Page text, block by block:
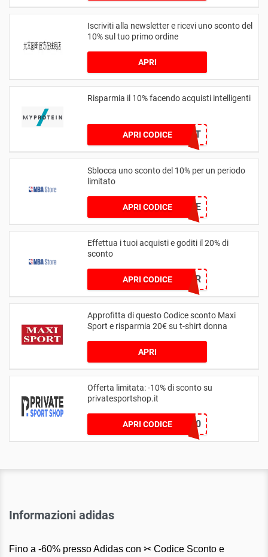
Iscriviti alla newsletter e ricevi uno sconto del
10% sul tuo primo ordine
APRI
Risparmia il 10% facendo acquisti intelligenti
APRI CODICECOUPERTIT
Sblocca uno sconto del 10% per un periodo
limitato
APRI CODICE
SAS10NBASTORE
Effettua i tuoi acquisti e goditi il 20% di
sconto
APRI CODICEHOOPER
Approfitta di questo Codice sconto Maxi
Sport e risparmia 20€ su t-shirt donna
APRI
Offerta limitata: -10% di sconto su
privatesportshop.it
APRI CODICEISOBAA10
Informazioni adidas
Fino a -60% presso Adidas con ✂ Codice Sconto e